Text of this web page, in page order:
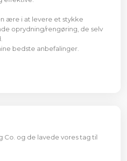
ære i at levere et stykke
oprydning/rengøring, de selv
bedste anbefalinger.
Co. og de lavede vores tag til